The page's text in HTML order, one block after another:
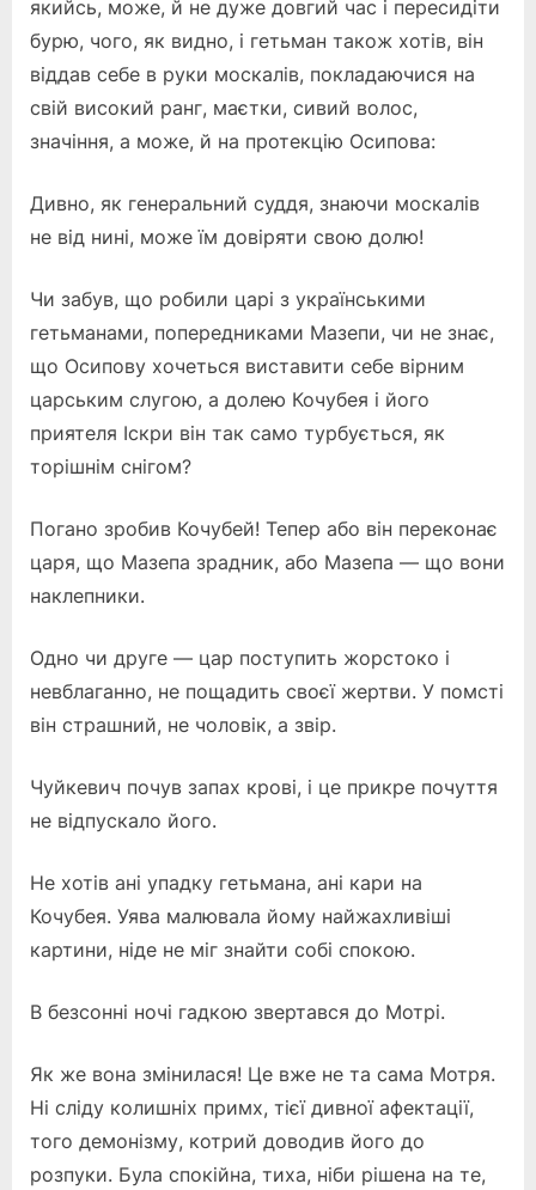
якийсь, може, й не дуже довгий час і пересидіти
бурю, чого, як видно, і гетьман також хотів, він
віддав себе в руки москалів, покладаючися на
свій високий ранг, маєтки, сивий волос,
значіння, а може, й на протекцію Осипова:
Дивно, як генеральний суддя, знаючи москалів
не від нині, може їм довіряти свою долю!
Чи забув, що робили царі з українськими
гетьманами, попередниками Мазепи, чи не знає,
що Осипову хочеться виставити себе вірним
царським слугою, а долею Кочубея і його
приятеля Іскри він так само турбується, як
торішнім снігом?
Погано зробив Кочубей! Тепер або він переконає
царя, що Мазепа зрадник, або Мазепа — що вони
наклепники.
Одно чи друге — цар поступить жорстоко і
невблаганно, не пощадить своєї жертви. У помсті
він страшний, не чоловік, а звір.
Чуйкевич почув запах крові, і це прикре почуття
не відпускало його.
Не хотів ані упадку гетьмана, ані кари на
Кочубея. Уява малювала йому найжахливіші
картини, ніде не міг знайти собі спокою.
В безсонні ночі гадкою звертався до Мотрі.
Як же вона змінилася! Це вже не та сама Мотря.
Ні сліду колишніх примх, тієї дивної афектації,
того демонізму, котрий доводив його до
розпуки. Була спокійна, тиха, ніби рішена на те,